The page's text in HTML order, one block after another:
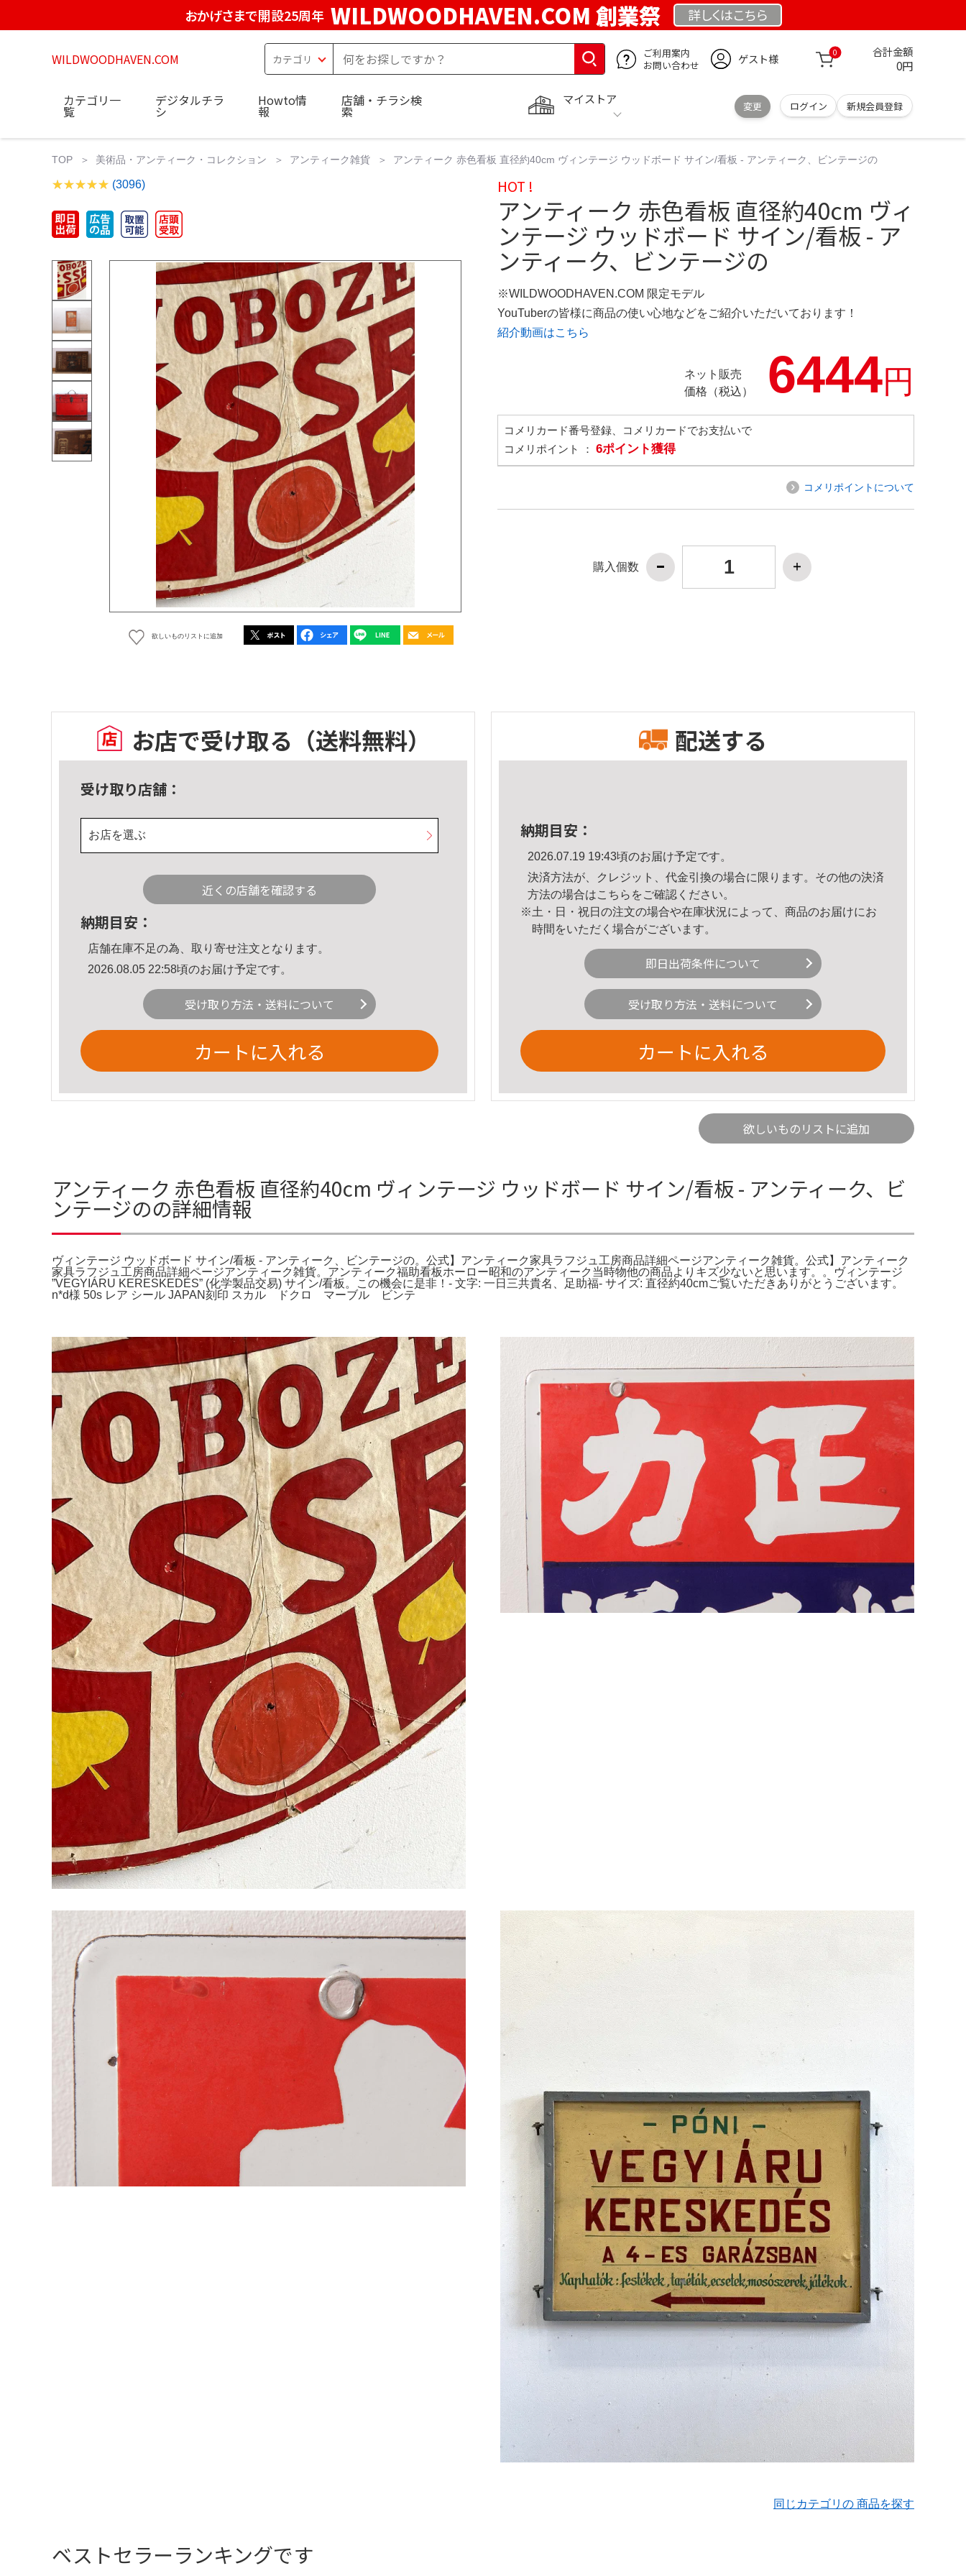
おかげさまで開設25周年 WILDWOODHAVEN.COM 創業祭 詳しくはこちら
WILDWOODHAVEN.COM
ご利用案内
お問い合わせ
ゲスト様 0 合計金額
0円
マイストア
変更 ログイン 新規会員登録
カテゴリ一
覧
デジタルチラ
シ
Howto情
報
店舗・チラシ検
索
TOP 美術品・アンティーク・コレクション アンティーク雑貨 アンティーク 赤色看板 直径約40cm ヴィンテージ ウッドボード サイン/看板 - アンティーク、ビンテージの
(3096)
欲しいものリストに追加
HOT !
アンティーク 赤色看板 直径約40cm ヴィ
ンテージ ウッドボード サイン/看板 - ア
ンティーク、ビンテージの
※WILDWOODHAVEN.COM 限定モデル
YouTuberの皆様に商品の使い心地などをご紹介いただいております！
紹介動画はこちら
ネット販売
価格（税込）
6444円
コメリカード番号登録、コメリカードでお支払いで
コメリポイント ： 6ポイント獲得
コメリポイントについて
購入個数
お店で受け取る （送料無料）
受け取り店舗：
お店を選ぶ
近くの店舗を確認する
納期目安：
店舗在庫不足の為、取り寄せ注文となります。
2026.08.05 22:58頃のお届け予定です。
受け取り方法・送料について
カートに入れる
配送する
納期目安：
2026.07.19 19:43頃のお届け予定です。
決済方法が、クレジット、代金引換の場合に限ります。その他の決済
方法の場合はこちら をご確認ください。
※土・日・祝日の注文の場合や在庫状況によって、商品のお届けにお
時間をいただく場合がございます。
即日出荷条件について
受け取り方法・送料について
カートに入れる
欲しいものリストに追加
アンティーク 赤色看板 直径約40cm ヴィンテージ ウッドボード サイン/看板 - アンティーク、ビ
ンテージのの詳細情報
ヴィンテージ ウッドボード サイン/看板 - アンティーク、ビンテージの。公式】アンティーク家具ラフジュ工房商品詳細ページアンティーク雑貨。公式】アンティーク
家具ラフジュ工房商品詳細ページアンティーク雑貨。アンティーク福助看板ホーロー昭和のアンティーク当時物他の商品よりキズ少ないと思います。。ヴィンテージ
”VEGYIÁRU KERESKEDÉS” (化学製品交易) サイン/看板。この機会に是非！- 文字: 一日三共貴名、足助福- サイズ: 直径約40cmご覧いただきありがとうございます。
n*d様 50s レア シール JAPAN刻印 スカル ドクロ マーブル ビンテ
同じカテゴリの 商品を探す
ベストセラーランキングです